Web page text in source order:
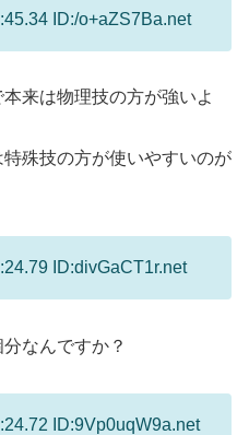
ID:/o+aZS7Ba.net
来は物理技の方が強いよ
殊技の方が使いやすいのが
ID:divGaCT1r.net
なんですか？
ID:9Vp0uqW9a.net